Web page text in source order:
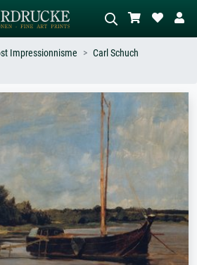
style –
Décrivez la scène – ex. prairie verte,
abstrait avec beaucoup de rouge,
tableau sombre, nu debout près d'un
arbre.
Impressionnisme
Carl Schuch